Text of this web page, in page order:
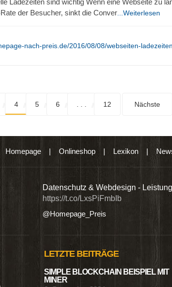
Ladezeiten sind wichtig Wenn eine Webseite zu
der Besucher, sinkt die Conver ...Weiterlesen
nach-preis.de/2016/08/08/webseiten-
4 5 6 12 Nächste
Homepage| Onlineshop| Lexikon|
Datenschutz & Webdesign -
https://t.co/LxsPiFmbIb
@Homepage_Preis
LETZTE BEITRÄGE
SIMPLE BLOCKCHAIN BEISPIEL MIT
MINER